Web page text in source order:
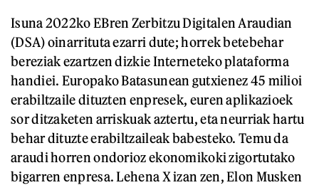
Isuna 2022ko EBren Zerbitzu Digitalen Araudian
(DSA) oinarrituta ezarri dute; horrek betebehar
bereziak ezartzen dizkie Interneteko plataforma
handiei. Europako Batasunean gutxienez 45 milioi
erabiltzaile dituzten enpresek, euren aplikazioek
sor ditzaketen arriskuak aztertu, eta neurriak hartu
behar dituzte erabiltzaileak babesteko. Temu da
araudi horren ondorioz ekonomikoki zigortutako
bigarren enpresa. Lehena X izan zen, Elon Musken